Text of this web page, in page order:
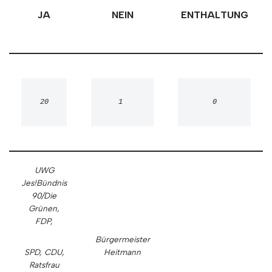
JA NEIN ENTHALTUNG
20 1 0
UWG
Jes!Bündnis
90/Die
Grünen,
FDP,
SPD, CDU,
Ratsfrau
Bürgermeister
Heitmann